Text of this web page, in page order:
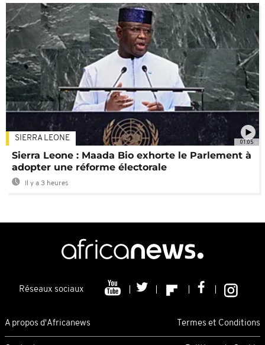
01:05
SIERRA LEONE
Sierra Leone : Maada Bio exhorte le Parlement à
adopter une réforme électorale
Il y a 3 heures
Réseaux sociaux
A propos d'Africanews Termes et Conditions